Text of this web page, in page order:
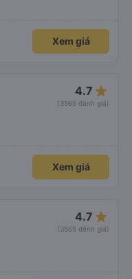
Xem giá
4.7 star_rate
(3565 đánh giá)
Xem giá
4.7 star_rate
(3565 đánh giá)